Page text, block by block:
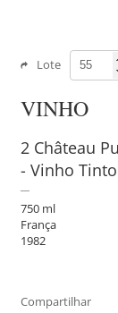
Lote
VINHO
2 Château
- Vinho Tinto
750 ml
França
1982
Compartilhar